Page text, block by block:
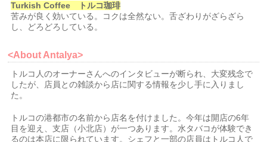
Turkish Coffee トルコ珈琲
苦みが良く効いている。コクは全然ない。舌ざわりがざらざら
し、どろどろしている。
<About Antalya>
トルコ人のオーナーさんへのインタビューが断られ、大変残念で
したが、店員との雑談から店に関する情報を少し手に入りまし
た。
トルコの港都市の名前から店名を付けました。今年は開店の6年
目を迎え、支店（小北店）が一つあります。水タバコが体験でき
るのは本店に限られています。シェフと一部の店員はトルコ人で